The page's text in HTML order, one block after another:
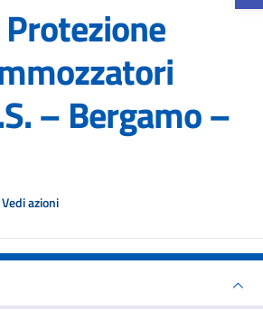
– Bergamo –
Vedi azioni